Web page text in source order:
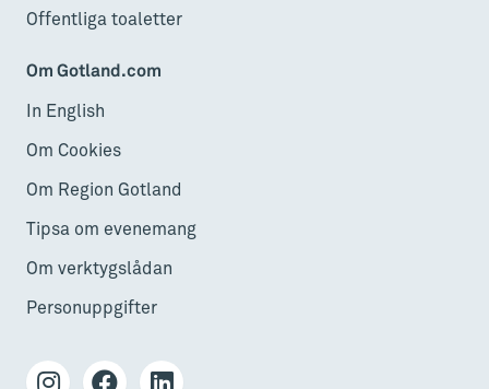
Offentliga toaletter
Om Gotland.com
In English
Om Cookies
Om Region Gotland
Tipsa om evenemang
Om verktygslådan
Personuppgifter